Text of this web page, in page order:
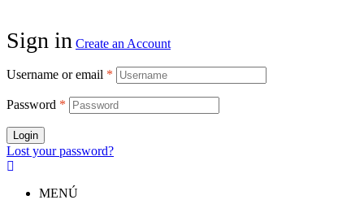
Sign in Create an Account
Username or email *
Password *
Login
Lost your password?
MENÚ